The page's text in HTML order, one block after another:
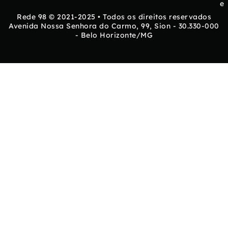
e
Rede 98 © 2021-2025 • Todos os direitos reservados
Avenida Nossa Senhora do Carmo, 99, Sion - 30.330-000
- Belo Horizonte/MG